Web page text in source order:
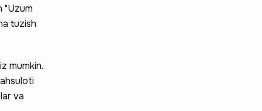
"Uzum
tuzish
mumkin.
va